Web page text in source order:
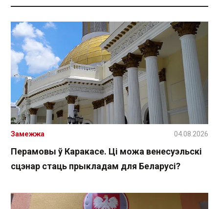
Перамовы ў Каракасе. Ці можа венесуэльскі
сцэнар стаць прыкладам для Беларусі?
Замежжа 04.08.2026